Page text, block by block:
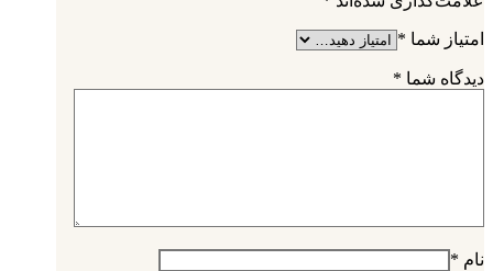
امتیاز شما *
دیدگاه شما *
نام *